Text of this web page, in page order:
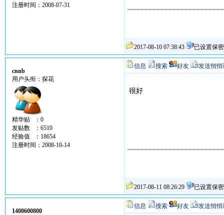
注册时间：2008-07-31
2017-08-10 07:38:43 已设置保密
cnnb
用户头衔：探花
精华贴 ：0
发贴数 ：6510
经验值 ：18654
注册时间：2008-10-14
信息 搜索 好友 发送悄悄
很好
2017-08-11 08:26:29 已设置保密
1400600800
信息 搜索 好友 发送悄悄